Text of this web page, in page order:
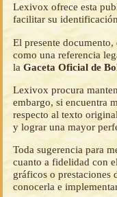
Lexivox ofrece esta
facilitar su
El presente
como una referencia
laGaceta Oficial de
Lexivox procura
embargo, si encuentra
respecto al texto
y lograr una mayor
Toda sugerencia para
cuanto a fidelidad con
gráficos o prestaciones
conocerla e